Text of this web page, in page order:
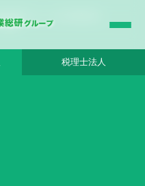
業総研グループ |日本医業総研｜
開発
税理士法人